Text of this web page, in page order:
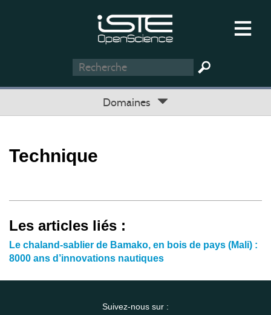
Domaines
Technique
Les articles liés :
Le chaland-sablier de Bamako, en bois de pays (Mali) :
8000 ans d’innovations nautiques
Suivez-nous sur :